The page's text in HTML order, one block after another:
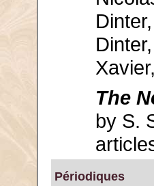
The
by S.
Périodiques